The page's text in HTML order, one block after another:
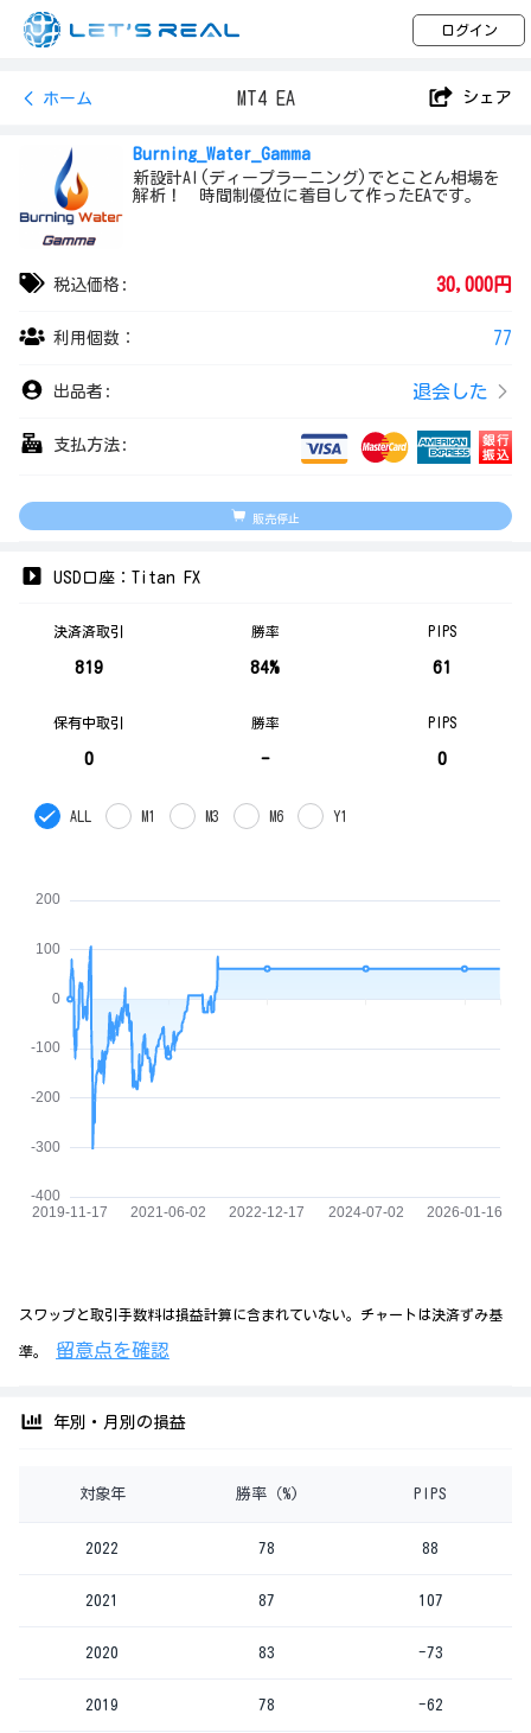
ログイン
ホーム MT4 EA シェア
Burning_Water_Gamma
新設計AI(ディープラーニング)でとことん相場を
解析！ 時間制優位に着目して作ったEAです。
税込価格: 30,000円
利用個数： 77
出品者: 退会した
支払方法:
販売停止
USD口座：Titan FX
決済済取引
819
勝率
84%
PIPS
61
保有中取引
0
勝率
-
PIPS
0
ALL M1 M3 M6 Y1
スワップと取引手数料は損益計算に含まれていない。チャートは決済ずみ基
準。 留意点を確認
年別・月別の損益
対象年 勝率（%) PIPS
2022 78 88
2021 87 107
2020 83 -73
2019 78 -62